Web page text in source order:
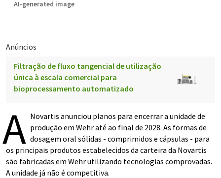
AI-generated image
Anúncios
Filtração de fluxo tangencial de utilização
única à escala comercial para
bioprocessamento automatizado
A Novartis anunciou planos para encerrar a unidade de
produção em Wehr até ao final de 2028. As formas de
dosagem oral sólidas - comprimidos e cápsulas - para
os principais produtos estabelecidos da carteira da Novartis
são fabricadas em Wehr utilizando tecnologias comprovadas.
A unidade já não é competitiva.